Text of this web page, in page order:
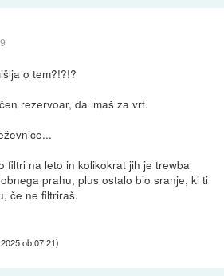
o tem?!?!?
rezervoar, da imaš za vrt.
filtri na leto in kolikokrat jih je trewba
prahu, plus ostalo bio sranje, ki ti
če ne filtriraš.
ob 07:21)